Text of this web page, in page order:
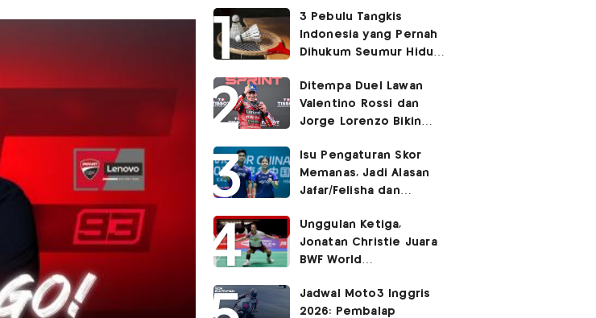
3 Pebulu Tangkis
Indonesia yang Pernah
Dihukum Seumur Hidup
Nomor 1 Hendra
Ditempa Duel Lawan
Valentino Rossi dan
Jorge Lorenzo Bikin
Dikalahkan
Isu Pengaturan Skor
Memanas, Jadi Alasan
Jafar/Felisha dan
dari BWF World
Championships 2026?
Unggulan Ketiga,
Jonatan Christie Juara
BWF World
Jadwal Moto3 Inggris
2026: Pembalap